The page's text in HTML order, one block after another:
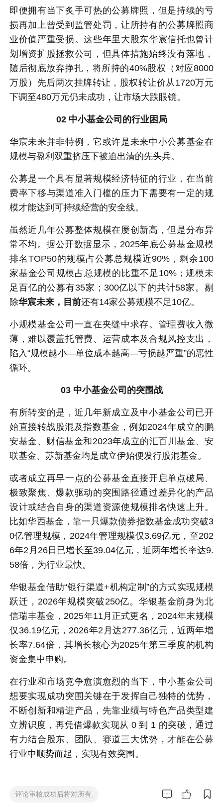
即便拥有当下炙手可热的公募牌照，但是持续的亏
损再加上曾受到监管处罚，让所持有的公募牌照商
业价值严重受损。这些年里大股东华宸信托也曾计
划增资扩股拯救公司，但具体措施始终没有落地，
随后彻底放弃挣扎，将所持的40%股权（对应8000
万股）先后两次挂牌转让，股权转让价从1720万元
下调至480万元仍未成功，让市场大跌眼镜。
02 中小基金公司的行业困局
华宸未来并非特例，它或许是未来中小公募基金在
规模与盈利双重挤压下被迫出清的先头兵。
公募是一个具有显著规模经济特征的行业，在当前
费率下移与渠道准入门槛的压力下需要有一定的规
模才能达到可持续经营的安全线。
虽然近几年公募整体规模在屡创新高，但是分布异
常不均。据公开数据显示，2025年底公募基金规模
排名TOP50的规模占公募总规模近90%，剩余100
家基金公司规模占总规模的比重不足10%；规模未
足百亿的公募有35家；300亿以下的共计58家。剔
除华宸未来，目前还有14家公募规模不足10亿。
小规模基金公司一直在夹缝中求存。管理费收入微
薄，难以覆盖托管费、运营成本及合规风控支出，
陷入“规模越小—单位成本越高—亏损越严重”的恶性
循环。
03 中小基金公司的突围战
有所转变的是，近几年新成立及中小基金公司已开
始直接转战股混及指数基金，例如2024年成立的鹏
安基金 、财信基金和2023年成立的汇百川基金、 安
联基金、苏新基金均是成立伊始便发行股混基金。
或者成立再早一点的公募基金直接开启单点破局、
极致聚焦、爆款驱动的突围路径通过差异化的产品
设计或结合自身的渠道资源使规模排名快速上升。
比如华西基金 ，靠一只爆款债券指数基金成功突破3
0亿管理规模，2024年管理规模仅3.69亿元，至202
6年2月26日已增长至39.04亿元，近两年增长率达9.
58倍，为行业最快。
华银基金借助“银行渠道+机构定制”的方式实现规模
跃迁，2026年规模突破250亿。华银基金前身为北
信瑞丰基金，2025年11月正式更名，2024年末规模
仅36.19亿元，2026年2月达277.36亿元，近两年增
长率7.64倍，其增长核心为2025年第三季度的机构
资金集中申购。
在行业和市场竞争愈演愈烈的当下，中小基金公司
想要实现成功突围关键在于发挥自己独特的优势，
不断创新和精进产品，先靠业绩与特色产品类型建
立辨识度，再凭借爆款实现从 0 到 1 的突破，通过
有力结合股东、团队、赛道三大优势，才能在公募
行业中顺势而起，实现有效突围。
  